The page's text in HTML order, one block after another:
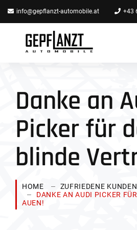
info@gepflanzt-automobile.at +43
Danke an
Picker für
blinde
HOME
ZUFRIEDENE KUNDEN
DANKE AN AUDI PICKER
AUEN!